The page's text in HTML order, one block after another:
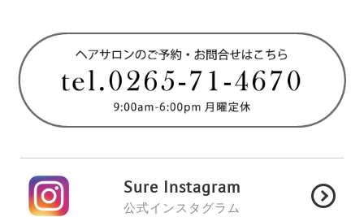
Sure Instagram
公式インスタグラム